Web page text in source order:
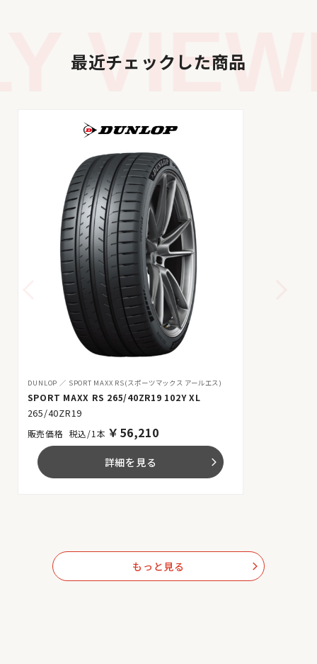
最近チェックした商品
DUNLOP SPORT MAXX RS(スポーツマックス アールエス)
SPORT MAXX RS 265/40ZR19 102Y XL
265/40ZR19
税込/1本 ￥ 56,210
詳細を見る arrow_forward_ios
もっと見る arrow_forward_ios